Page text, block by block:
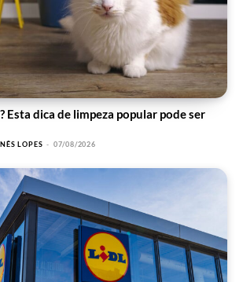
Esta dica de limpeza popular pode ser
INÊS LOPES - 07/08/2026